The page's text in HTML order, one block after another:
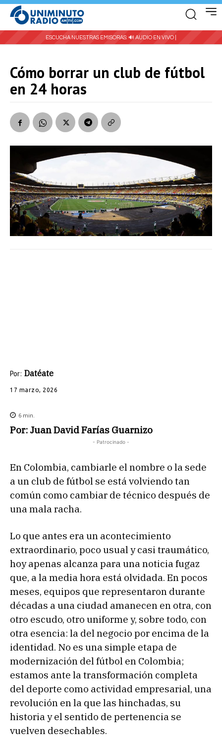
ESCUCHA NUESTRAS EMISORAS: 🔊 AUDIO EN VIVO |
Cómo borrar un club de fútbol
en 24 horas
Por: Datéate
17 marzo, 2026
6 min.
Por: Juan David Farías Guarnizo
- Patrocinado -
En Colombia, cambiarle el nombre o la sede
a un club de fútbol se está volviendo tan
común como cambiar de técnico después de
una mala racha.
Lo que antes era un acontecimiento
extraordinario, poco usual y casi traumático,
hoy apenas alcanza para una noticia fugaz
que, a la media hora está olvidada. En pocos
meses, equipos que representaron durante
décadas a una ciudad amanecen en otra, con
otro escudo, otro uniforme y, sobre todo, con
otra esencia: la del negocio por encima de la
identidad. No es una simple etapa de
modernización del fútbol en Colombia;
estamos ante la transformación completa
del deporte como actividad empresarial, una
revolución en la que las hinchadas, su
historia y el sentido de pertenencia se
vuelven desechables.